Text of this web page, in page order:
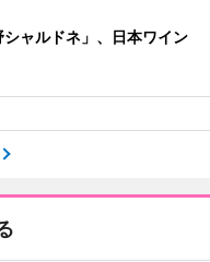
ャルドネ」、日本ワイン